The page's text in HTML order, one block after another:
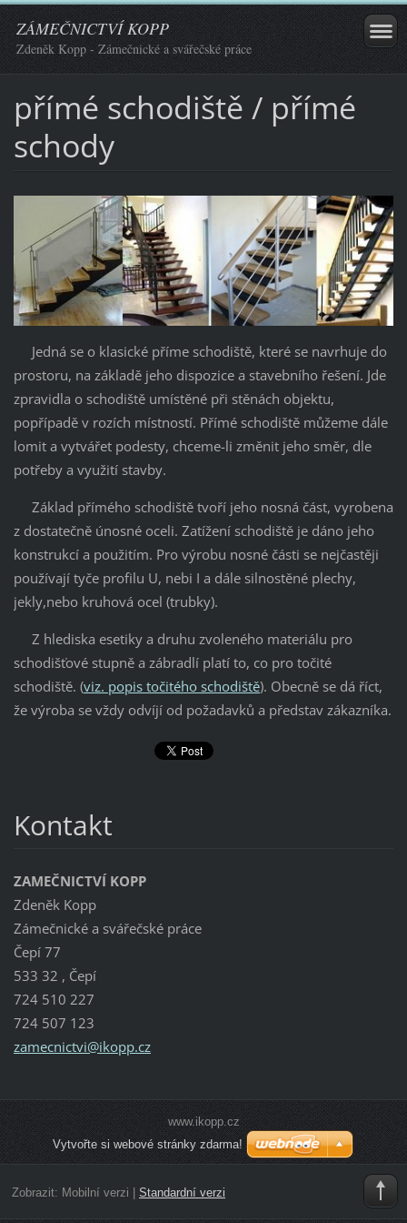
ZÁMEČNICTVÍ KOPP
Zdeněk Kopp - Zámečnické a svářečské práce
přímé schodiště / přímé
schody
Jedná se o klasické příme schodiště, které se navrhuje do
prostoru, na základě jeho dispozice a stavebního řešení. Jde
zpravidla o schodiště umístěné při stěnách objektu,
popřípadě v rozích místností. Přímé schodiště můžeme dále
lomit a vytvářet podesty, chceme-li změnit jeho směr, dle
potřeby a využití stavby.
Základ přímého schodiště tvoří jeho nosná část, vyrobena
z dostatečně únosné oceli. Zatížení schodiště je dáno jeho
konstrukcí a použitím. Pro výrobu nosné části se nejčastěji
používají tyče profilu U, nebi I a dále silnostěné plechy,
jekly,nebo kruhová ocel (trubky).
Z hlediska esetiky a druhu zvoleného materiálu pro
schodišťové stupně a zábradlí platí to, co pro točité
schodiště. (viz. popis točitého schodiště). Obecně se dá říct,
že výroba se vždy odvíjí od požadavků a představ zákazníka.
Kontakt
ZAMEČNICTVÍ KOPP
Zdeněk Kopp
Zámečnické a svářečské práce
Čepí 77
533 32 , Čepí
724 510 227
724 507 123
zamecnictvi@ikopp.cz
www.ikopp.cz
Vytvořte si webové stránky zdarma!
Zobrazit: Mobilní verzi | Standardní verzi